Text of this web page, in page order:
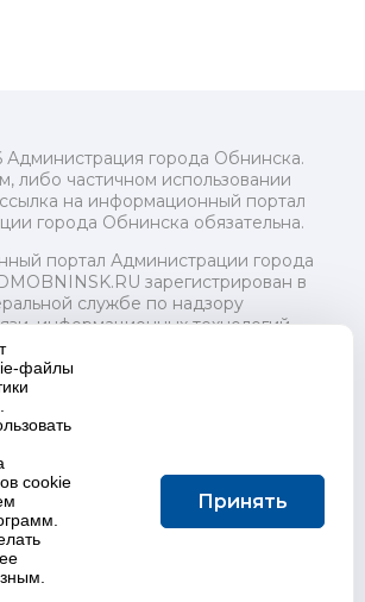
города Обнинска.
либо частичном использовании
на информационный портал
города Обнинска обязательна.
портал Администрации города
зарегистрирован в
службе по надзору
информационных технологий
(Роскомнадзор) 24 июля
2018 года.
о регистрации Эл № ФС77-73321
Администрация (исполнительно-
орган) городского округа "Город
Главный редактор: Байкова Е.А.
почты Редакции:
Редакции: +7 (484) 395-85-85
содержит материалы 18+
обработки персональных
файлы
cookie
Принять